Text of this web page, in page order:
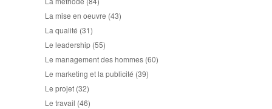
La mise en oeuvre (43)
La qualité (31)
Le leadership (55)
Le management des hommes (60)
Le marketing et la publicité (39)
Le projet (32)
Le travail (46)